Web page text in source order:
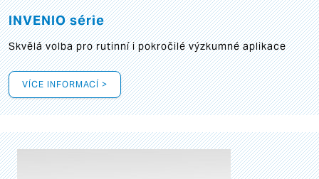
INVENIO série
Skvělá volba pro rutinní i pokročilé výzkumné aplikace
VÍCE INFORMACÍ >